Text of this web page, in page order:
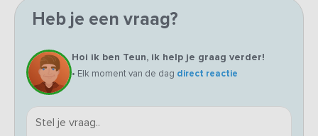
Heb je een vraag?
Hoi ik ben Teun, ik help je graag verder!
• Elk moment van de dag direct reactie